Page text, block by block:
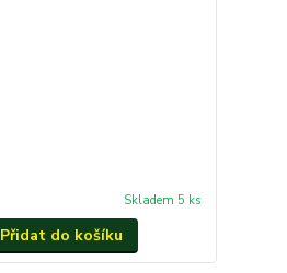
Skladem 5 ks
Přidat do košíku